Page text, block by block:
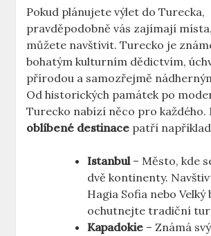
Pokud plánujete výlet do Turecka,
pravděpodobně vás zajímají
můžete navštívit. Turecko je
bohatým kulturním dědictvím,
přírodou a samozřejmě
Od historických památek po
Turecko nabízí něco pro každého.
oblíbené destinace patří
Istanbul– Město, kde
dvě kontinenty.
Hagia Sofia nebo Velký
ochutnejte tradiční
Kapadokie – Známá